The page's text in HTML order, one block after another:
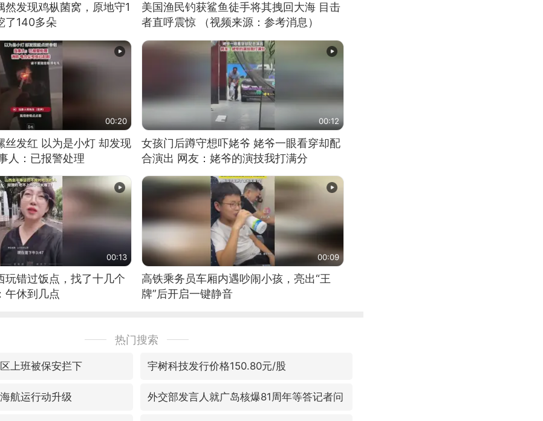
然发现鸡枞菌窝，原地守1
了140多朵
美国渔民钓获鲨鱼徒手将其拽回大海 目击
者直呼震惊 （视频来源：参考消息）
00:20
丝发红 以为是小灯 却发现
人：已报警处理
00:12
女孩门后蹲守想吓姥爷 姥爷一眼看穿却配
合演出 网友：姥爷的演技我打满分
00:13
玩错过饭点，找了十几个
午休到几点
00:09
高铁乘务员车厢内遇吵闹小孩，亮出“王
牌”后开启一键静音
热门搜索
上班被保安拦下 宇树科技发行价格150.80元/股
航运行动升级 外交部发言人就广岛核爆81周年等答记者问